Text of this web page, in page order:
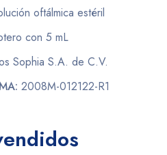
oftálmica estéril
con 5 mL
Sophia S.A. de C.V.
2008M-012122-R1